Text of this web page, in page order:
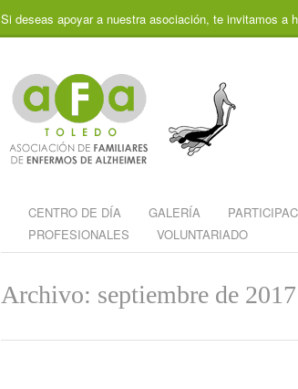
Si deseas apoyar a nuestra asociación, te invitamos a
CENTRO DE DÍA GALERÍA
PROFESIONALES
VOLUNTARIADO
Archivo: septiembre de 2017